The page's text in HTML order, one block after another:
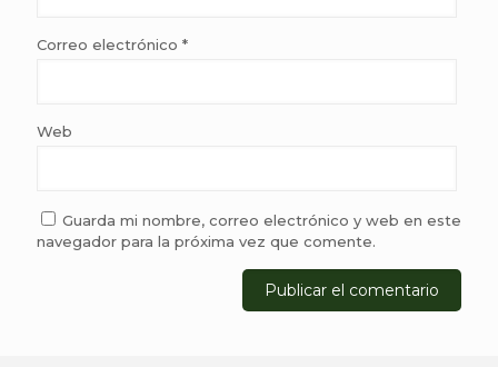
Correo electrónico *
Web
Guarda mi nombre, correo electrónico y web en este
navegador para la próxima vez que comente.